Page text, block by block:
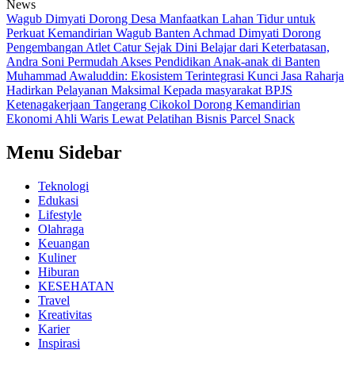
News
Wagub Dimyati Dorong Desa Manfaatkan Lahan Tidur untuk
Perkuat Kemandirian Wagub Banten Achmad Dimyati Dorong
Pengembangan Atlet Catur Sejak Dini Belajar dari Keterbatasan,
Andra Soni Permudah Akses Pendidikan Anak-anak di Banten
Muhammad Awaluddin: Ekosistem Terintegrasi Kunci Jasa Raharja
Hadirkan Pelayanan Maksimal Kepada masyarakat BPJS
Ketenagakerjaan Tangerang Cikokol Dorong Kemandirian
Ekonomi Ahli Waris Lewat Pelatihan Bisnis Parcel Snack
Menu Sidebar
Teknologi
Edukasi
Lifestyle
Olahraga
Keuangan
Kuliner
Hiburan
KESEHATAN
Travel
Kreativitas
Karier
Inspirasi